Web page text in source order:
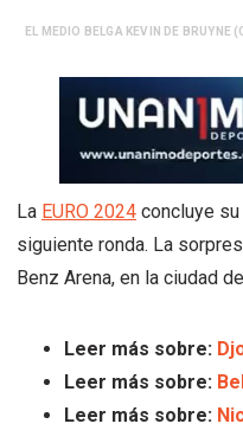
EL MEDIO BELGA KEVIN DE BRUYNE
La EURO 2024 concluye
siguiente ronda. La
Benz Arena, en la ciudad
Leer más sobre:
Leer más sobre:
Leer más sobre: